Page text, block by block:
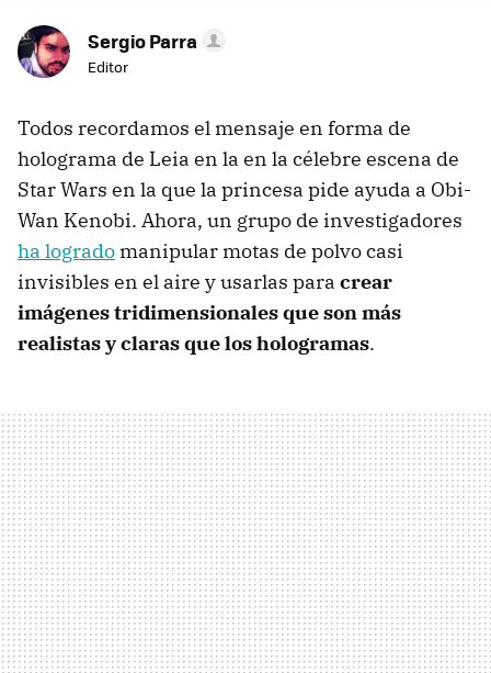
Sergio Parra
Editor
Todos recordamos el mensaje en forma de
holograma de Leia en la en la célebre escena de
Star Wars en la que la princesa pide ayuda a Obi-
Wan Kenobi. Ahora, un grupo de investigadores
ha logrado manipular motas de polvo casi
invisibles en el aire y usarlas para crear
imágenes tridimensionales que son más
realistas y claras que los hologramas.